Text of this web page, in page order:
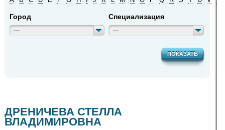
Город
---
Специализация
---
ПОКАЗАТЬ
ДРЕНИЧЕВА СТЕЛЛА
ВЛАДИМИРОВНА